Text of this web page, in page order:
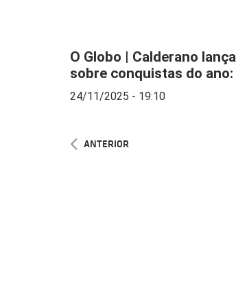
O Globo | Calderano
sobre conquistas do
24/11/2025 - 19:10
ANTERIOR